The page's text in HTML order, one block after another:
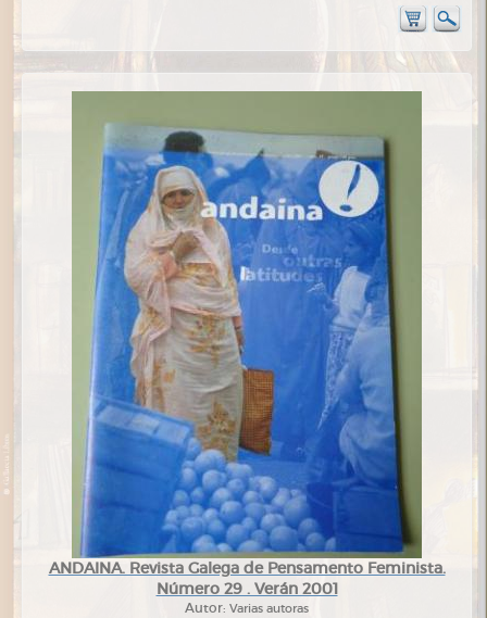
ANDAINA. Revista Galega de Pensamento Feminista.
Número 29 . Verán 2001
Autor: Varias autoras